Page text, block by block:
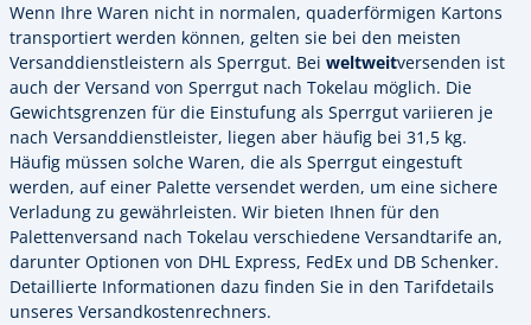
Wenn Ihre Waren nicht in normalen, quaderförmigen Kartons
transportiert werden können, gelten sie bei den meisten
Versanddienstleistern als Sperrgut. Bei weltweitversenden ist
auch der Versand von Sperrgut nach Tokelau möglich. Die
Gewichtsgrenzen für die Einstufung als Sperrgut variieren je
nach Versanddienstleister, liegen aber häufig bei 31,5 kg.
Häufig müssen solche Waren, die als Sperrgut eingestuft
werden, auf einer Palette versendet werden, um eine sichere
Verladung zu gewährleisten. Wir bieten Ihnen für den
Palettenversand nach Tokelau verschiedene Versandtarife an,
darunter Optionen von DHL Express, FedEx und DB Schenker.
Detaillierte Informationen dazu finden Sie in den Tarifdetails
unseres Versandkostenrechners.